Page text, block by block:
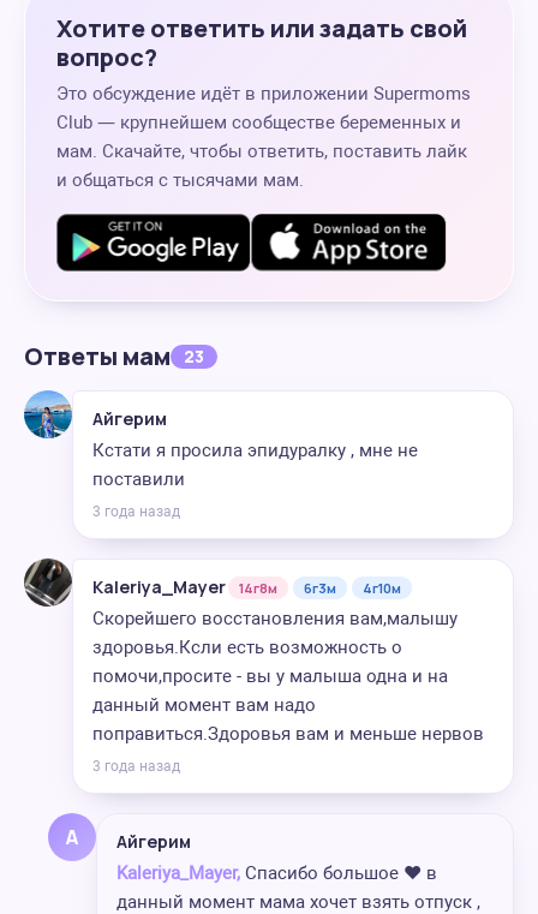
Хотите ответить или задать свой
вопрос?
Это обсуждение идёт в приложении Supermoms
Club — крупнейшем сообществе беременных и
мам. Скачайте, чтобы ответить, поставить лайк
и общаться с тысячами мам.
Ответы мам 23
Айгерим
Кстати я просила эпидуралку , мне не
поставили
3 года назад
Kaleriya_Mayer 14г8м 6г3м 4г10м
Скорейшего восстановления вам,малышу
здоровья.Ксли есть возможность о
помочи,просите - вы у малыша одна и на
данный момент вам надо
поправиться.Здоровья вам и меньше нервов
3 года назад
А Айгерим
Kaleriya_Mayer, Спасибо большое ❤️ в
данный момент мама хочет взять отпуск ,